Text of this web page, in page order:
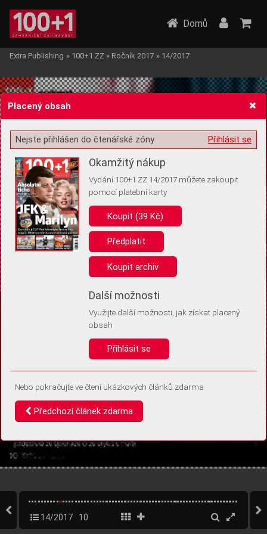
Žádost o souhlas s ukládáním volitelných informací
Pro základní fungování webu nepotřebujeme ukládat žádné informace
(tzv. cookies apod.). Rádi bychom vás ale požádali o souhlas s
uložením volitelných informací:
Anonymní unikátní ID
Díky němu příště poznáme, že se jedná o stejné zařízení, a
Identifikátor je zcela anonymní.
Vaše souhlasy a odmítnutí si ukládáme do vašeho zařízení, abychom se
vás už příště znovu neptali. Můžete je kdykoli později upravit ve Správě
Domů
Extra Publishing » 100+1 ZZ » Ročník 2017 » 14/2017
14/2017 10
Placený obsah
Přihlásit se
Nejste přihlášen do čtenářské zóny
Okamžitý nákup
Vydání 100+1 ZZ 14/2017 můžete zakoupit
pomocí platební karty
Koupit (39 Kč)
Předplatit
Koupit archiv
Další možnosti
Využijte další možnosti, jak získat placený
obsah
Přihlásit se
Nebo pokračujte ve čtení ukázkových článků zdarma
Předchozí článek zdarma